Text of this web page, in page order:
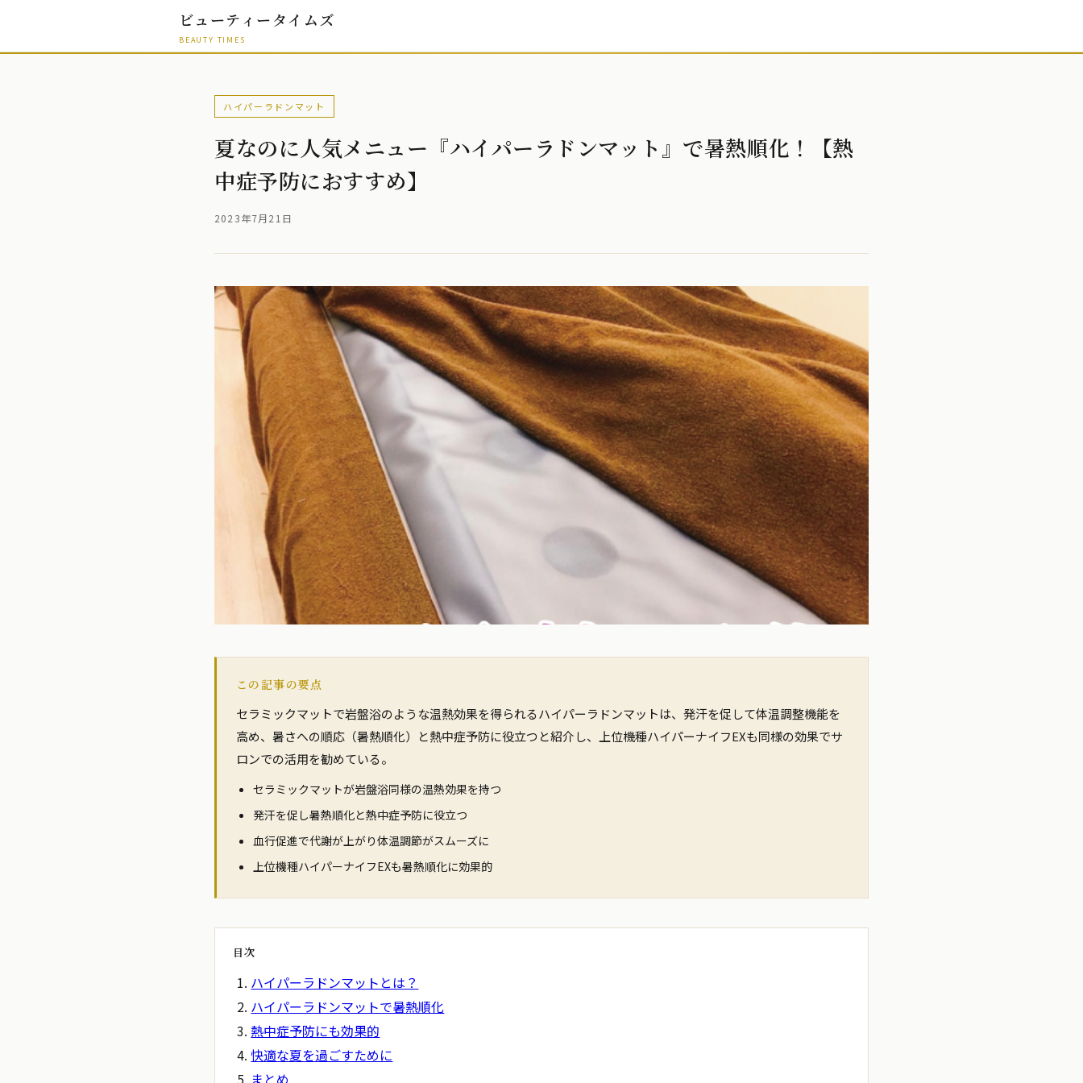
ビューティータイムズ
BEAUTY TIMES
ハイパーラドンマット
夏なのに人気メニュー『ハイパーラドンマット』で暑熱順化！【熱
中症予防におすすめ】
2023年7月21日
この記事の要点
セラミックマットで岩盤浴のような温熱効果を得られるハイパーラドンマットは、発汗を促して体温調整機能を
高め、暑さへの順応（暑熱順化）と熱中症予防に役立つと紹介し、上位機種ハイパーナイフEXも同様の効果でサ
ロンでの活用を勧めている。
セラミックマットが岩盤浴同様の温熱効果を持つ
発汗を促し暑熱順化と熱中症予防に役立つ
血行促進で代謝が上がり体温調節がスムーズに
上位機種ハイパーナイフEXも暑熱順化に効果的
目次
ハイパーラドンマットとは？
ハイパーラドンマットで暑熱順化
熱中症予防にも効果的
快適な夏を過ごすために
まとめ